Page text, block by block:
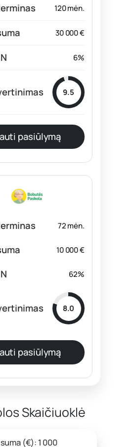
120 mėn.
30 000 €
6%
9.5
pasiūlymą
72 mėn.
10 000 €
62%
8.0
pasiūlymą
Skaičiuoklė
(€): 1 000